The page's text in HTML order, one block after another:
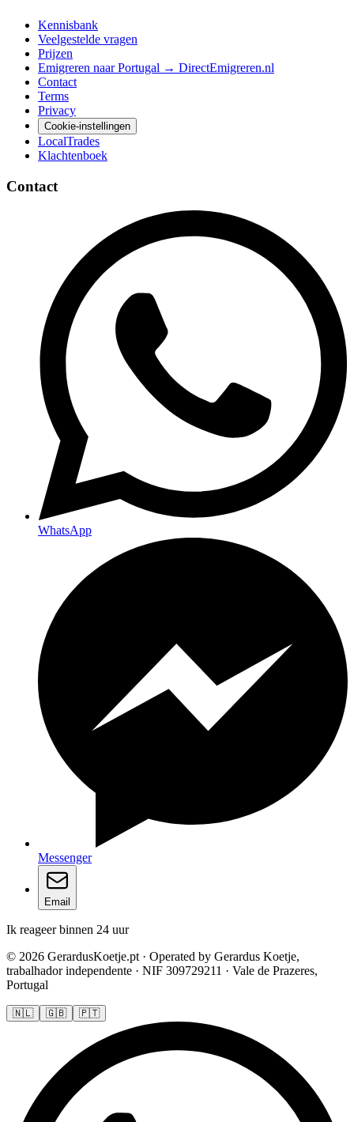
Kennisbank
Veelgestelde vragen
Prijzen
Emigreren naar Portugal → DirectEmigreren.nl
Contact
Terms
Privacy
Cookie-instellingen
LocalTrades
Klachtenboek
Contact
WhatsApp
Messenger
Email
Ik reageer binnen 24 uur
© 2026 GerardusKoetje.pt · Operated by Gerardus Koetje,
trabalhador independente · NIF 309729211 · Vale de Prazeres,
Portugal
🇳🇱 🇬🇧 🇵🇹